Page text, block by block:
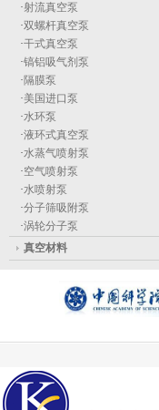
·射流真空泵
·双螺杆真空泵
·干式真空泵
·镐铝吸气剂泵
· 隔膜泵
·美国进口泵
·水环泵
·液环式真空泵
·水蒸气喷射泵
·空气喷射泵
·水喷射泵
·分子筛吸附泵
·涡轮分子泵
真空材料